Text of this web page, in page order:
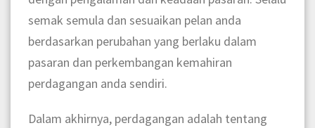
semak semula dan sesuaikan pelan anda
berdasarkan perubahan yang berlaku dalam
pasaran dan perkembangan kemahiran
perdagangan anda sendiri.
Dalam akhirnya, perdagangan adalah tentang